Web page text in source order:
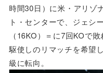
時間30日）に米・アリゾ
ト・センターで、ジェシ
（16KO）＝に7回KOで
駆使しのリマッチを希望
級に転向。